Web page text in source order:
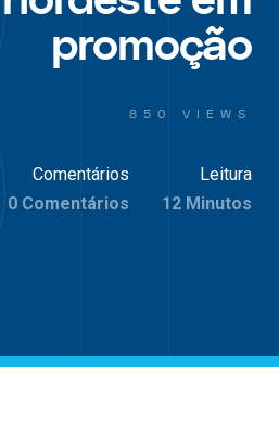
promoção
850 VIEWS
Comentários
0 Comentários
Leitura
12 Minutos